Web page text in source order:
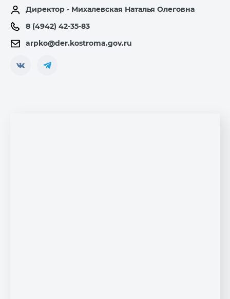
Директор - Михалевская Наталья Олеговна
8 (4942) 42-35-83
arpko@der.kostroma.gov.ru